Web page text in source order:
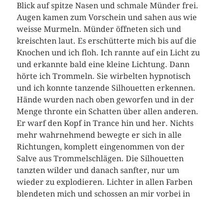
Blick auf spitze Nasen und schmale Münder frei.
Augen kamen zum Vorschein und sahen aus wie
weisse Murmeln. Münder öffneten sich und
kreischten laut. Es erschütterte mich bis auf die
Knochen und ich floh. Ich rannte auf ein Licht zu
und erkannte bald eine kleine Lichtung. Dann
hörte ich Trommeln. Sie wirbelten hypnotisch
und ich konnte tanzende Silhouetten erkennen.
Hände wurden nach oben geworfen und in der
Menge thronte ein Schatten über allen anderen.
Er warf den Kopf in Trance hin und her. Nichts
mehr wahrnehmend bewegte er sich in alle
Richtungen, komplett eingenommen von der
Salve aus Trommelschlägen. Die Silhouetten
tanzten wilder und danach sanfter, nur um
wieder zu explodieren. Lichter in allen Farben
blendeten mich und schossen an mir vorbei in